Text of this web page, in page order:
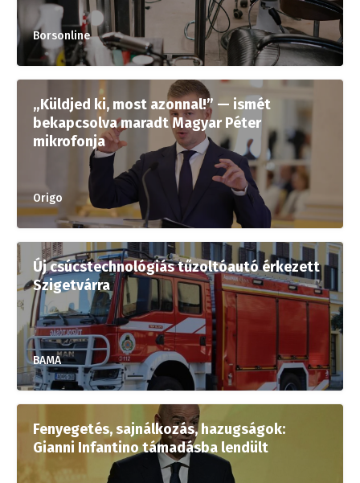
Borsonline
„Küldjed ki, most azonnal!” — ismét
bekapcsolva maradt Magyar Péter
mikrofonja
Origo
Új csúcstechnológiás tűzoltóautó érkezett
Szigetvárra
BAMA
Fenyegetés, sajnálkozás, hazugságok:
Gianni Infantino támadásba lendült